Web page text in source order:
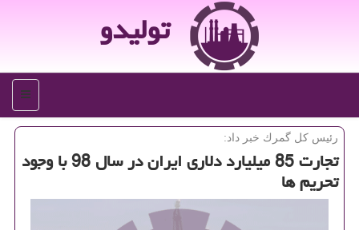
تولیدو
منو
رئیس كل گمرك خبر داد:
تجارت 85 میلیارد دلاری ایران در سال 98 با وجود
تحریم ها